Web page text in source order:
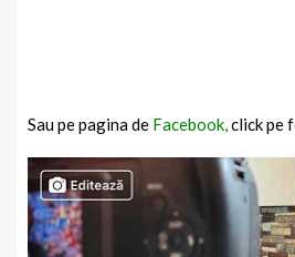
Sau pe pagina de Facebook,click pe